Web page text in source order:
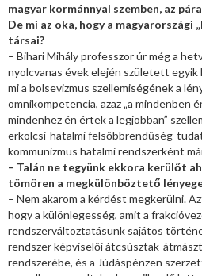
magyar kormánnyal szemben, az
De mi az oka, hogy a magyarországi
társai?
– Bihari Mihály professzor úr még a
nyolcvanas évek elején született egyik
mi a bolsevizmus szellemiségének a
omnikompetencia, azaz „a mindenben
mindenhez én értek a legjobban”
erkölcsi-hatalmi felsőbbrendűség-
kommunizmus hatalmi rendszerként
– Talán ne tegyünk ekkora kerülőt
tömören a megkülönböztető
– Nem akarom a kérdést megkerülni.
hogy a különlegesség, amit a
rendszerváltoztatásunk sajátos
rendszer képviselői átcsúsztak-
rendszerébe, és a Júdáspénzen